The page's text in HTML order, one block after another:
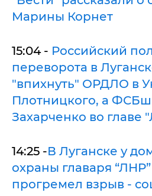
Марины Корнет
15:04 - Российский
переворота в
"впихнуть" ОРДЛО в
Плотницкого, а
Захарченко во главе
14:25 -В Луганске у
охраны главаря
прогремел взрыв -